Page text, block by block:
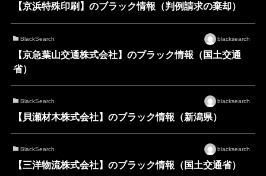
【京浜特殊印刷】のブラック情報（判例請求の棄却）
BlackSearch blacksearch
【京急葉山交通株式会社】のブラック情報（国土交通
省）
BlackSearch blacksearch
【貝瀬材木株式会社】のブラック情報（新潟県）
BlackSearch blacksearch
【三洋物流株式会社】のブラック情報（国土交通省）